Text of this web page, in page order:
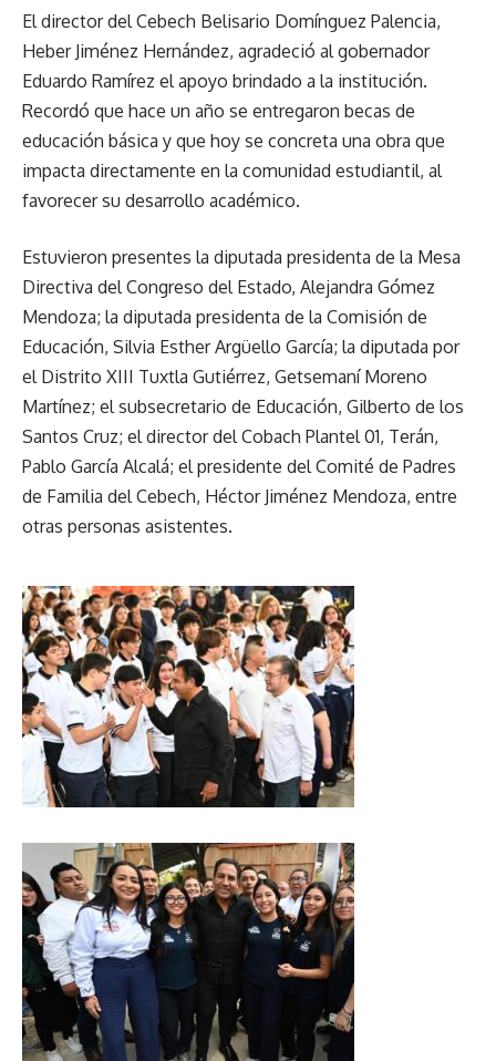
El director del Cebech Belisario Domínguez Palencia,
Heber Jiménez Hernández, agradeció al gobernador
Eduardo Ramírez el apoyo brindado a la institución.
Recordó que hace un año se entregaron becas de
educación básica y que hoy se concreta una obra que
impacta directamente en la comunidad estudiantil, al
favorecer su desarrollo académico.
Estuvieron presentes la diputada presidenta de la Mesa
Directiva del Congreso del Estado, Alejandra Gómez
Mendoza; la diputada presidenta de la Comisión de
Educación, Silvia Esther Argüello García; la diputada por
el Distrito XIII Tuxtla Gutiérrez, Getsemaní Moreno
Martínez; el subsecretario de Educación, Gilberto de los
Santos Cruz; el director del Cobach Plantel 01, Terán,
Pablo García Alcalá; el presidente del Comité de Padres
de Familia del Cebech, Héctor Jiménez Mendoza, entre
otras personas asistentes.